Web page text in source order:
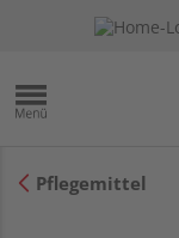
Pflegemittel